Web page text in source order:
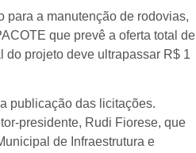
para a manutenção de rodovias,
que prevê a oferta total de
do projeto deve ultrapassar R$ 1
publicação das licitações.
presidente, Rudi Fiorese, que
de Infraestrutura e